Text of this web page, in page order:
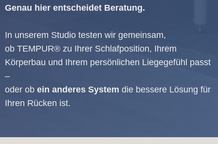
Genau hier entscheidet Beratung.
In unserem Studio testen wir gemeinsam,
ob TEMPUR® zu Ihrer Schlafposition, Ihrem
Körperbau und Ihrem persönlichen Liegegefühl passt
–
oder ob ein anderes System die bessere Lösung für
Ihren Rücken ist.